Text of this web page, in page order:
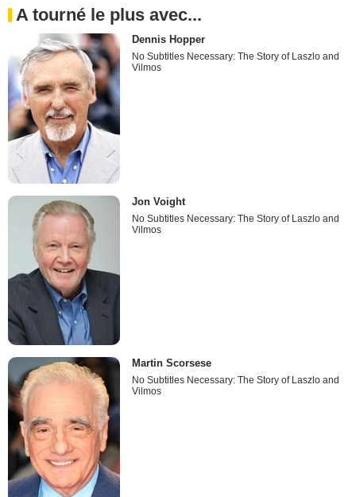
A tourné le plus avec...
Dennis Hopper
No Subtitles Necessary: The Story of Laszlo and
Vilmos
Jon Voight
No Subtitles Necessary: The Story of Laszlo and
Vilmos
Martin Scorsese
No Subtitles Necessary: The Story of Laszlo and
Vilmos